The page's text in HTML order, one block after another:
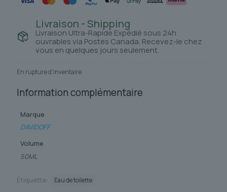
Livraison - Shipping
Livraison Ultra-Rapide Expédié sous 24h
ouvrables via Postes Canada. Recevez-le chez
vous en quelques jours seulement.
En rupture d'inventaire
Information complémentaire
Marque
DAVIDOFF
Volume
50ML
Étiquette: Eau de toilette